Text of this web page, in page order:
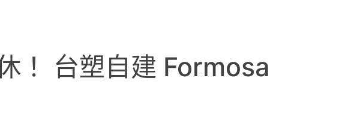
！ 台塑自建 Formosa